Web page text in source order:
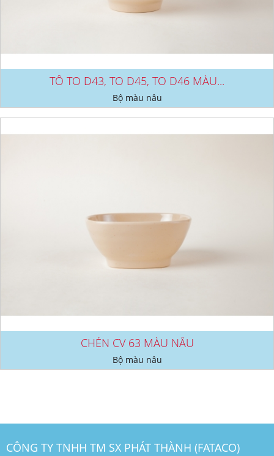
TÔ TO D43, TO D45, TO D46 MÀU...
Bộ màu nâu
CHÉN CV 63 MÀU NÂU
Bộ màu nâu
CÔNG TY TNHH TM SX PHÁT THÀNH (FATACO)